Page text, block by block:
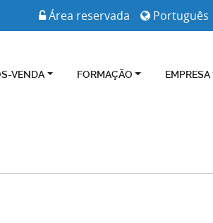
Português
Área reservada
VENDA FORMAÇÃO EMPRESA